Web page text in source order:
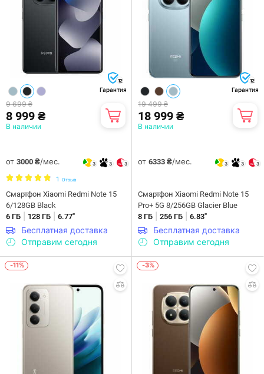
12
Гарантия
9 699 ₴
8 999 ₴
В наличии
от 3000 ₴/мес. 3 3 3
1 Отзыв
Смартфон Xiaomi Redmi Note 15
6/128GB Black
6 ГБ
128 ГБ 6.77"
Бесплатная доставка
Отправим сегодня
12
Гарантия
19 499 ₴
18 999 ₴
В наличии
от 6333 ₴/мес. 3 3 3
Смартфон Xiaomi Redmi Note 15
Pro+ 5G 8/256GB Glacier Blue
8 ГБ
256 ГБ 6.83"
Бесплатная доставка
Отправим сегодня
-11% -3%